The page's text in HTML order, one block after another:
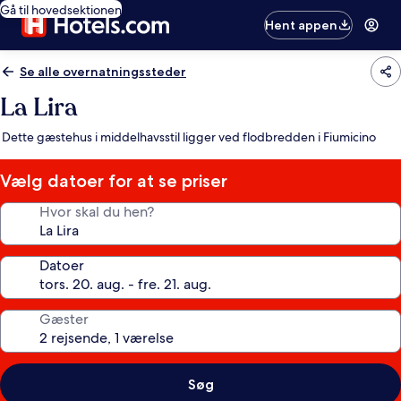
Gå til hovedsektionen
Hent appen
Se alle overnatningssteder
La Lira
Dette gæstehus i middelhavsstil ligger ved flodbredden i Fiumicino
Vælg datoer for at se priser
Hvor skal du hen?
Datoer
Gæster
Søg